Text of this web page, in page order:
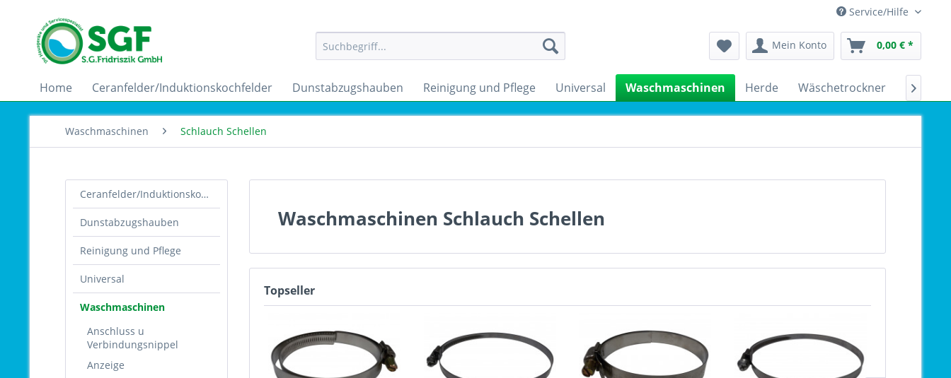
Service/Hilfe
Mein Konto 0,00 € *
Home Ceranfelder/Induktionskochfelder Dunstabzugshauben Reinigung und Pflege Universal Waschmaschinen Herde Wäschetrockner 
Waschmaschinen Schlauch Schellen
Ceranfelder/Induktionskochfelder
Dunstabzugshauben
Reinigung und Pflege
Universal
Waschmaschinen
Anschluss u
Verbindungsnippel
Anzeige
Waschmaschinen Schlauch Schellen
Topseller